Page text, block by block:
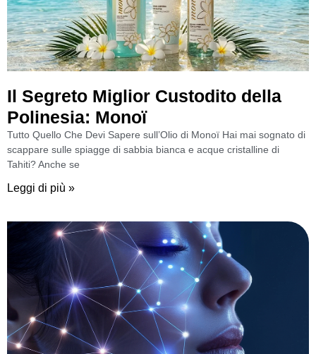
Il Segreto Miglior Custodito della
Polinesia: Monoï
Tutto Quello Che Devi Sapere sull’Olio di Monoï Hai mai sognato di
scappare sulle spiagge di sabbia bianca e acque cristalline di
Tahiti? Anche se
Leggi di più »